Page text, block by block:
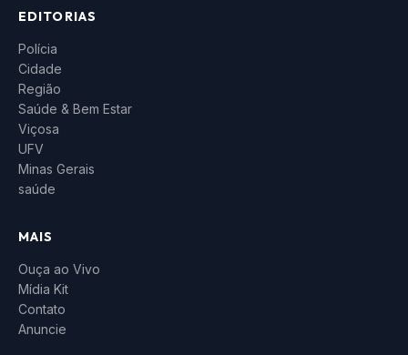
EDITORIAS
Polícia
Cidade
Região
Saúde & Bem Estar
Viçosa
UFV
Minas Gerais
saúde
MAIS
Ouça ao Vivo
Mídia Kit
Contato
Anuncie